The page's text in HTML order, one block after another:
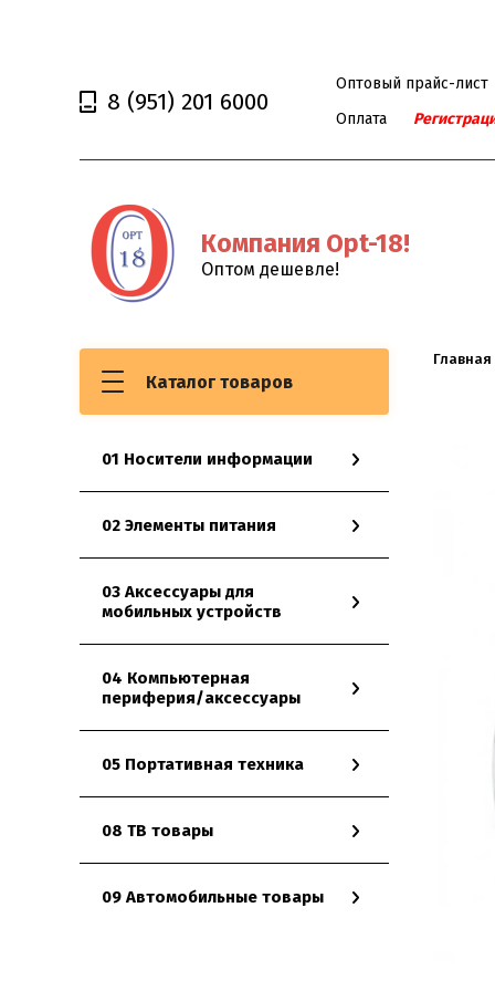
8 (951) 201 6000
Оптовый прайс-лист
Оплата
Компания Opt-18!
Оптом дешевле!
Каталог товаров
01 Носители информации
02 Элементы питания
03 Аксессуары для
мобильных устройств
04 Компьютерная
периферия/аксессуары
05 Портативная техника
08 ТВ товары
09 Автомобильные товары
Главная